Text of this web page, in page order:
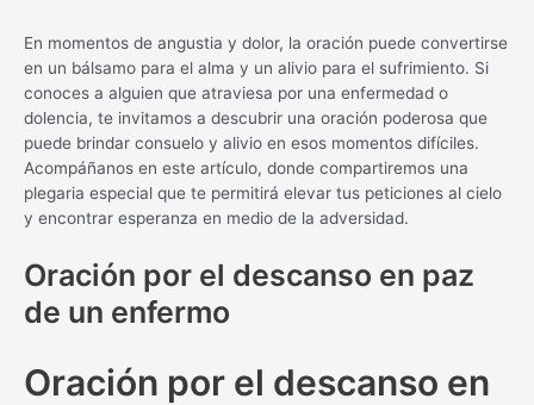
En momentos de angustia y dolor, la oración puede convertirse
en un bálsamo para el alma y un alivio para el sufrimiento. Si
conoces a alguien que atraviesa por una enfermedad o
dolencia, te invitamos a descubrir una oración poderosa que
puede brindar consuelo y alivio en esos momentos difíciles.
Acompáñanos en este artículo, donde compartiremos una
plegaria especial que te permitirá elevar tus peticiones al cielo
y encontrar esperanza en medio de la adversidad.
Oración por el descanso en paz
de un enfermo
Oración por el descanso en